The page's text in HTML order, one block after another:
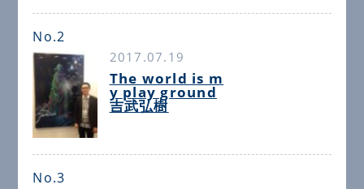
No.2
2017.07.19
The world is m
y play ground
吉武弘樹
No.3